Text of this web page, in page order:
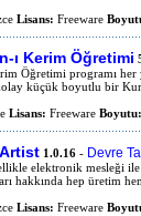
Lisans: Freeware
ı Kerim Öğretimi
Öğretimi programı
küçük boyutlu bir
Lisans: Freeware Boyutu:
1.0.16 - Devre
elektronik mesleği
hakkında hep üretim
Lisans: Freeware